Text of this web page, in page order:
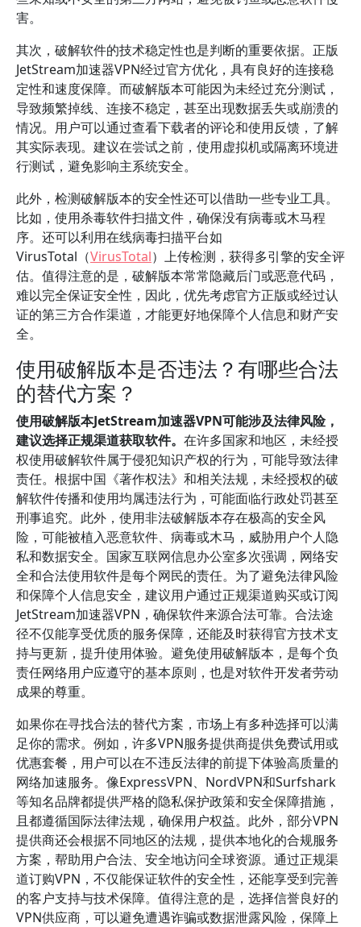
害。
其次，破解软件的技术稳定性也是判断的重要依据。正版
JetStream加速器VPN经过官方优化，具有良好的连接稳
定性和速度保障。而破解版本可能因为未经过充分测试，
导致频繁掉线、连接不稳定，甚至出现数据丢失或崩溃的
情况。用户可以通过查看下载者的评论和使用反馈，了解
其实际表现。建议在尝试之前，使用虚拟机或隔离环境进
行测试，避免影响主系统安全。
此外，检测破解版本的安全性还可以借助一些专业工具。
比如，使用杀毒软件扫描文件，确保没有病毒或木马程
序。还可以利用在线病毒扫描平台如
VirusTotal（VirusTotal）上传检测，获得多引擎的安全评
估。值得注意的是，破解版本常常隐藏后门或恶意代码，
难以完全保证安全性，因此，优先考虑官方正版或经过认
证的第三方合作渠道，才能更好地保障个人信息和财产安
全。
使用破解版本是否违法？有哪些合法
的替代方案？
使用破解版本JetStream加速器VPN可能涉及法律风险，
建议选择正规渠道获取软件。 在许多国家和地区，未经授
权使用破解软件属于侵犯知识产权的行为，可能导致法律
责任。根据中国《著作权法》和相关法规，未经授权的破
解软件传播和使用均属违法行为，可能面临行政处罚甚至
刑事追究。此外，使用非法破解版本存在极高的安全风
险，可能被植入恶意软件、病毒或木马，威胁用户个人隐
私和数据安全。国家互联网信息办公室多次强调，网络安
全和合法使用软件是每个网民的责任。为了避免法律风险
和保障个人信息安全，建议用户通过正规渠道购买或订阅
JetStream加速器VPN，确保软件来源合法可靠。合法途
径不仅能享受优质的服务保障，还能及时获得官方技术支
持与更新，提升使用体验。避免使用破解版本，是每个负
责任网络用户应遵守的基本原则，也是对软件开发者劳动
成果的尊重。
如果你在寻找合法的替代方案，市场上有多种选择可以满
足你的需求。例如，许多VPN服务提供商提供免费试用或
优惠套餐，用户可以在不违反法律的前提下体验高质量的
网络加速服务。像ExpressVPN、NordVPN和Surfshark
等知名品牌都提供严格的隐私保护政策和安全保障措施，
且都遵循国际法律法规，确保用户权益。此外，部分VPN
提供商还会根据不同地区的法规，提供本地化的合规服务
方案，帮助用户合法、安全地访问全球资源。通过正规渠
道订购VPN，不仅能保证软件的安全性，还能享受到完善
的客户支持与技术保障。值得注意的是，选择信誉良好的
VPN供应商，可以避免遭遇诈骗或数据泄露风险，保障上